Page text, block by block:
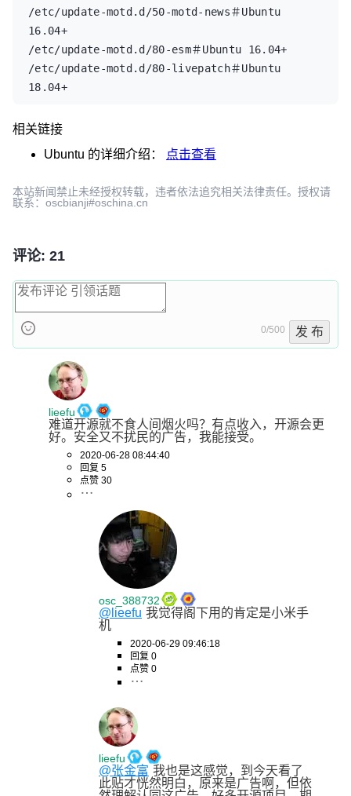
/etc/update-motd.d/50-motd-news＃Ubuntu
16.04+
/etc/update-motd.d/80-esm＃Ubuntu 16.04+
/etc/update-motd.d/80-livepatch＃Ubuntu
18.04+
相关链接
Ubuntu 的详细介绍： 点击查看
本站新闻禁止未经授权转载，违者依法追究相关法律责任。授权请
联系：oscbianji#oschina.cn
评论: 21
0/500 发 布
lieefu
难道开源就不食人间烟火吗？有点收入，开源会更
好。安全又不扰民的广告，我能接受。
2020-06-28 08:44:40
回复 5
点赞 30
osc_388732
@lieefu 我觉得阁下用的肯定是小米手
机
2020-06-29 09:46:18
回复 0
点赞 0
lieefu
@张金富 我也是这感觉，到今天看了
此贴才恍然明白，原来是广告啊，但依